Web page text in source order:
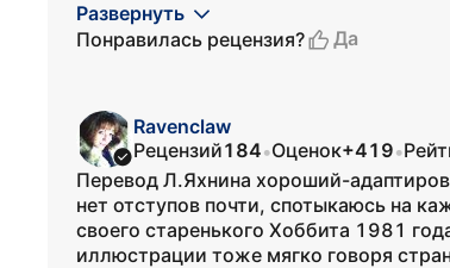
Развернуть
Понравилась рецензия?
Да
Ravenclaw
Рецензий184•Оценок+419•
Перевод Л.Яхнина хороший-
нет отступов почти, спотыкаюсь на
своего старенького Хоббита 1981
иллюстрации тоже мягко говоря